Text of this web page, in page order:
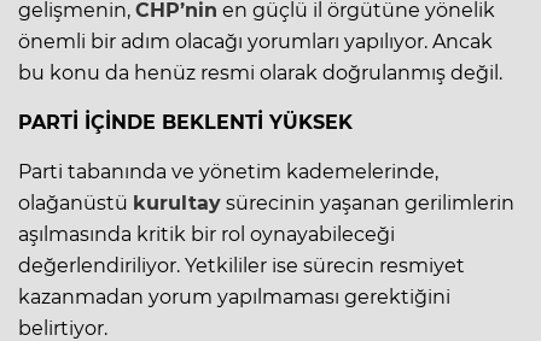
gelişmenin, CHP’nin en güçlü il örgütüne yönelik
önemli bir adım olacağı yorumları yapılıyor. Ancak
bu konu da henüz resmi olarak doğrulanmış değil.
PARTİ İÇİNDE BEKLENTİ YÜKSEK
Parti tabanında ve yönetim kademelerinde,
olağanüstü kurultay sürecinin yaşanan gerilimlerin
aşılmasında kritik bir rol oynayabileceği
değerlendiriliyor. Yetkililer ise sürecin resmiyet
kazanmadan yorum yapılmaması gerektiğini
belirtiyor.